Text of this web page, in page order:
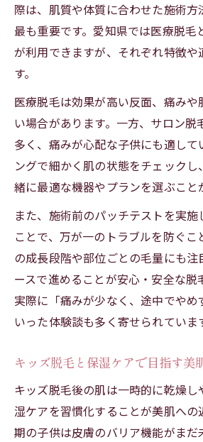
際は、肌質や体質に合わせた施術
最も重要です。愛知県では医療脱毛
が利用できますが、それぞれ特徴や
す。
医療脱毛は効果が高い反面、痛み
い場合があります。一方、サロン脱
多く、痛みが心配な子供にも適して
ングで細かく肌の状態をチェック
緒に最適な機器やプランを選ぶこと
また、施術前のパッチテストを実
ことで、万が一のトラブルを防ぐこ
の成長段階や部位ごとの毛量にも
ースで進めることが安心・安全な脱
実際に「痛みが少なく、途中でやめ
いった体験談も多く寄せられていま
キッズ脱毛と保湿ケアで目指す美
キッズ脱毛後の肌は一時的に乾燥
湿ケアを習慣化することが美肌への
期の子供は皮膚のバリア機能がま